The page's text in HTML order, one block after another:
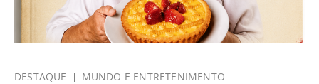
DESTAQUE MUNDO E ENTRETENIMENTO